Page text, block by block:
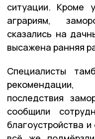
ситуации. Кроме
аграриям,
сказались на
высажена ранняя
Специалисты
последствия
сообщили
благоустройства